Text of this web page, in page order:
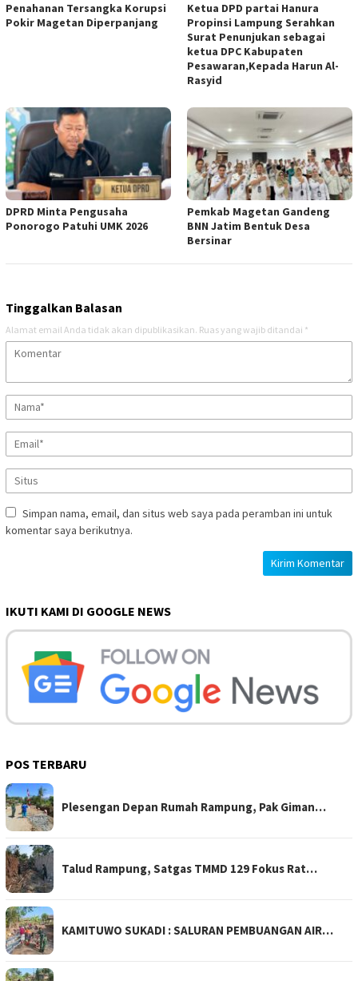
Penahanan Tersangka Korupsi
Pokir Magetan Diperpanjang
Ketua DPD partai Hanura
Propinsi Lampung Serahkan
Surat Penunjukan sebagai
ketua DPC Kabupaten
Pesawaran,Kepada Harun Al-
Rasyid
DPRD Minta Pengusaha
Ponorogo Patuhi UMK 2026
Pemkab Magetan Gandeng
BNN Jatim Bentuk Desa
Bersinar
Tinggalkan Balasan
Alamat email Anda tidak akan dipublikasikan. Ruas yang wajib ditandai *
Simpan nama, email, dan situs web saya pada peramban ini untuk
komentar saya berikutnya.
IKUTI KAMI DI GOOGLE NEWS
POS TERBARU
Plesengan Depan Rumah Rampung, Pak Giman…
Talud Rampung, Satgas TMMD 129 Fokus Rat…
KAMITUWO SUKADI : SALURAN PEMBUANGAN AIR…